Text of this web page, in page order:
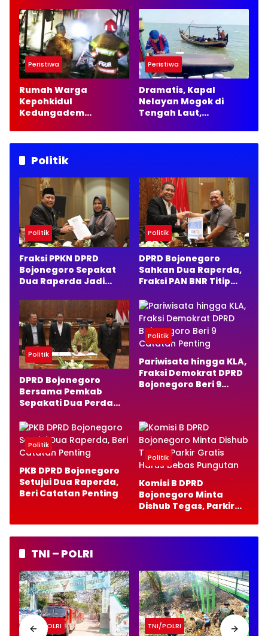
Ekstasi Disita
Peristiwa
Rumah Warga
Kepohkidul
Kedungadem
Damkarmat Pastikan
Tak Ada Korban Jiwa
Peristiwa
Dramatis, Kapal
Nelayan Mogok di
Tengah Laut,
Kirim 35 Liter Solar
Politik
Politik
Fraksi PPKN DPRD
Bojonegoro Sepakat
Dua Raperda Jadi
Politik
DPRD Bojonegoro
Sahkan Dua Raperda,
Fraksi PAN BNR Titip
Politik
DPRD Bojonegoro
Bersama Pemkab
Sepakati Dua Perda
Pariwisata
Politik
Pariwisata hingga KLA,
Fraksi Demokrat DPRD
Bojonegoro Beri 9
Politik
PKB DPRD Bojonegoro
Setujui Dua Raperda,
Beri Catatan Penting
Politik
Komisi B DPRD
Bojonegoro Minta
Dishub Tegas, Parkir
TNI – POLRI
TNI/POLRI TNI/POLRI